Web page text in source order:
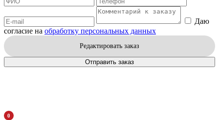
Даю
согласие на обработку персональных данных
Редактировать заказ
Отправить заказ
0